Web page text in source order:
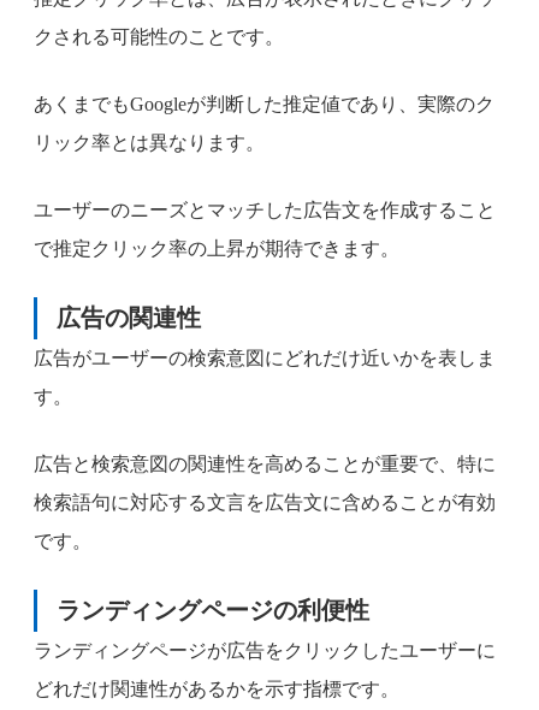
クされる可能性のことです。
あくまでもGoogleが判断した推定値であり、実際のク
リック率とは異なります。
ユーザーのニーズとマッチした広告文を作成すること
で推定クリック率の上昇が期待できます。
広告の関連性
広告がユーザーの検索意図にどれだけ近いかを表しま
す。
広告と検索意図の関連性を高めることが重要で、特に
検索語句に対応する文言を広告文に含めることが有効
です。
ランディングページの利便性
ランディングページが広告をクリックしたユーザーに
どれだけ関連性があるかを示す指標です。